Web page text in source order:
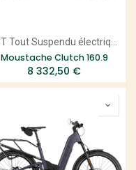
Moustache Clutch 160.9
8 332,50 €